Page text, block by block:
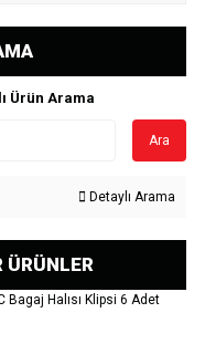
Ürün Arama
Ara
Detaylı Arama
ÜRÜNLER